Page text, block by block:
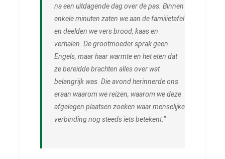
na een uitdagende dag over de pas. Binnen
enkele minuten zaten we aan de familietafel
en deelden we vers brood, kaas en
verhalen. De grootmoeder sprak geen
Engels, maar haar warmte en het eten dat
ze bereidde brachten alles over wat
belangrijk was. Die avond herinnerde ons
eraan waarom we reizen, waarom we deze
afgelegen plaatsen zoeken waar menselijke
verbinding nog steeds iets betekent.”